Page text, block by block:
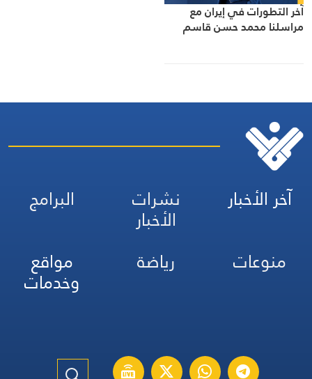
آخر التطورات في إيران مع
مراسلنا محمد حسن قاسم
آخر الأخبار نشرات
الأخبار
البرامج
منوعات
رياضة مواقع
وخدمات